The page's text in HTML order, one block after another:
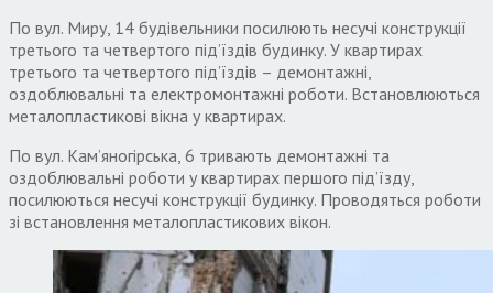
По вул. Миру, 14 будівельники посилюють несучі конструкції
третього та четвертого під’їздів будинку. У квартирах
третього та четвертого під’їздів – демонтажні,
оздоблювальні та електромонтажні роботи. Встановлюються
металопластикові вікна у квартирах.
По вул. Камʼяногірська, 6 тривають демонтажні та
оздоблювальні роботи у квартирах першого під’їзду,
посилюються несучі конструкції будинку. Проводяться роботи
зі встановлення металопластикових вікон.